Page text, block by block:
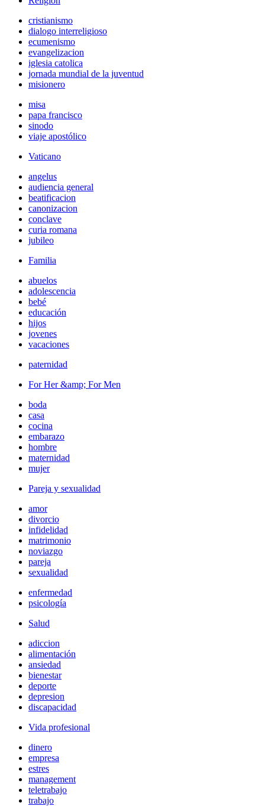
cristianismo
dialogo interreligioso
ecumenismo
evangelizacion
iglesia catolica
jornada mundial de la juventud
misionero
misa
papa francisco
sinodo
viaje apostólico
Vaticano
angelus
audiencia general
beatificacion
canonizacion
conclave
curia romana
jubileo
Familia
abuelos
adolescencia
bebé
educación
hijos
jovenes
vacaciones
paternidad
For Her &amp; For Men
boda
casa
cocina
embarazo
hombre
maternidad
mujer
Pareja y sexualidad
amor
divorcio
infidelidad
matrimonio
noviazgo
pareja
sexualidad
enfermedad
psicología
Salud
adiccion
alimentación
ansiedad
bienestar
deporte
depresion
discapacidad
Vida profesional
dinero
empresa
estres
management
teletrabajo
trabajo